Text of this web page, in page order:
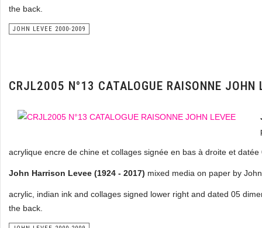
the back.
JOHN LEVEE 2000-2009
CRJL2005 N°13 CATALOGUE RAISONNE JOHN
acrylique encre de chine et collages signée en bas à droite et
John Harrison Levee (1924 - 2017) mixed media on paper by
acrylic, indian ink and collages signed lower right and dated 05
the back.